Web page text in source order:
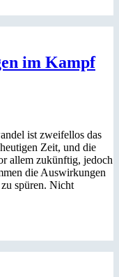
im Kampf
ist zweifellos das
Zeit, und die
allem zukünftig, jedoch
die Auswirkungen
spüren. Nicht